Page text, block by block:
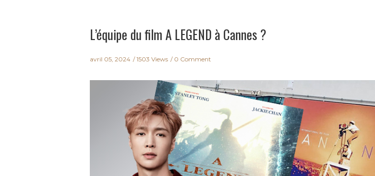
L’équipe du film A LEGEND à Cannes ?
avril 05, 2024 1503 Views 0 Comment